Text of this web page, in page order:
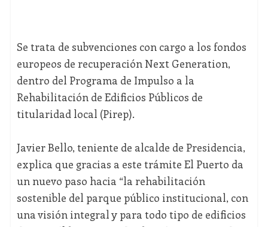
Se trata de subvenciones con cargo a los fondos
europeos de recuperación Next Generation,
dentro del Programa de Impulso a la
Rehabilitación de Edificios Públicos de
titularidad local (Pirep).
Javier Bello, teniente de alcalde de Presidencia,
explica que gracias a este trámite El Puerto da
un nuevo paso hacia “la rehabilitación
sostenible del parque público institucional, con
una visión integral y para todo tipo de edificios